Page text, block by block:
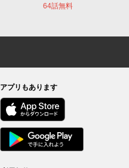
64話無料
アプリもあります